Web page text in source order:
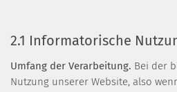
2.1 Informatorische
Umfang der Verarbeitung. Bei der
Nutzung unserer Website, also